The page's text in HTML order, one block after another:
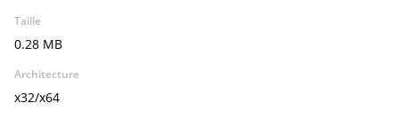
Taille
0.28 MB
Architecture
x32/x64